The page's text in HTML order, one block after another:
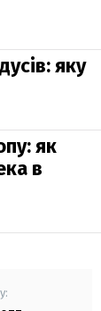
яку
як
в